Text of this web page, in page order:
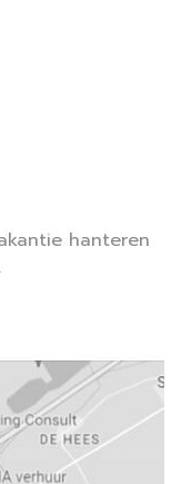
hanteren